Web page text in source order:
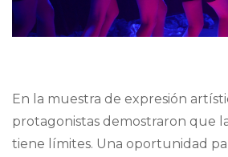
En la muestra de expresión
protagonistas demostraron que
tiene límites. Una oportunidad